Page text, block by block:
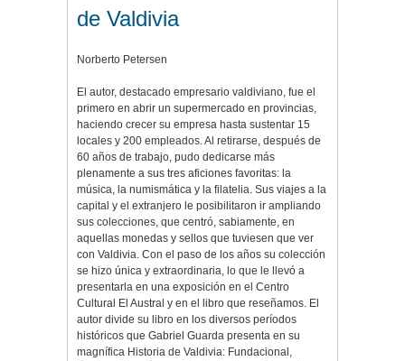
de Valdivia
Norberto Petersen
El autor, destacado empresario valdiviano, fue el
primero en abrir un supermercado en provincias,
haciendo crecer su empresa hasta sustentar 15
locales y 200 empleados. Al retirarse, después de
60 años de trabajo, pudo dedicarse más
plenamente a sus tres aficiones favoritas: la
música, la numismática y la filatelia. Sus viajes a la
capital y el extranjero le posibilitaron ir ampliando
sus colecciones, que centró, sabiamente, en
aquellas monedas y sellos que tuviesen que ver
con Valdivia. Con el paso de los años su colección
se hizo única y extraordinaria, lo que le llevó a
presentarla en una exposición en el Centro
Cultural El Austral y en el libro que reseñamos. El
autor divide su libro en los diversos períodos
históricos que Gabriel Guarda presenta en su
magnífica Historia de Valdivia: Fundacional,